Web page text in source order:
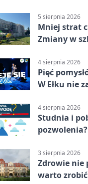
5 sierpnia 2026
Mniej strat
Zmiany w
4 sierpnia 2026
Pięć
W Ełku nie
4 sierpnia 2026
Studnia i
3 sierpnia 2026
Zdrowie nie
warto